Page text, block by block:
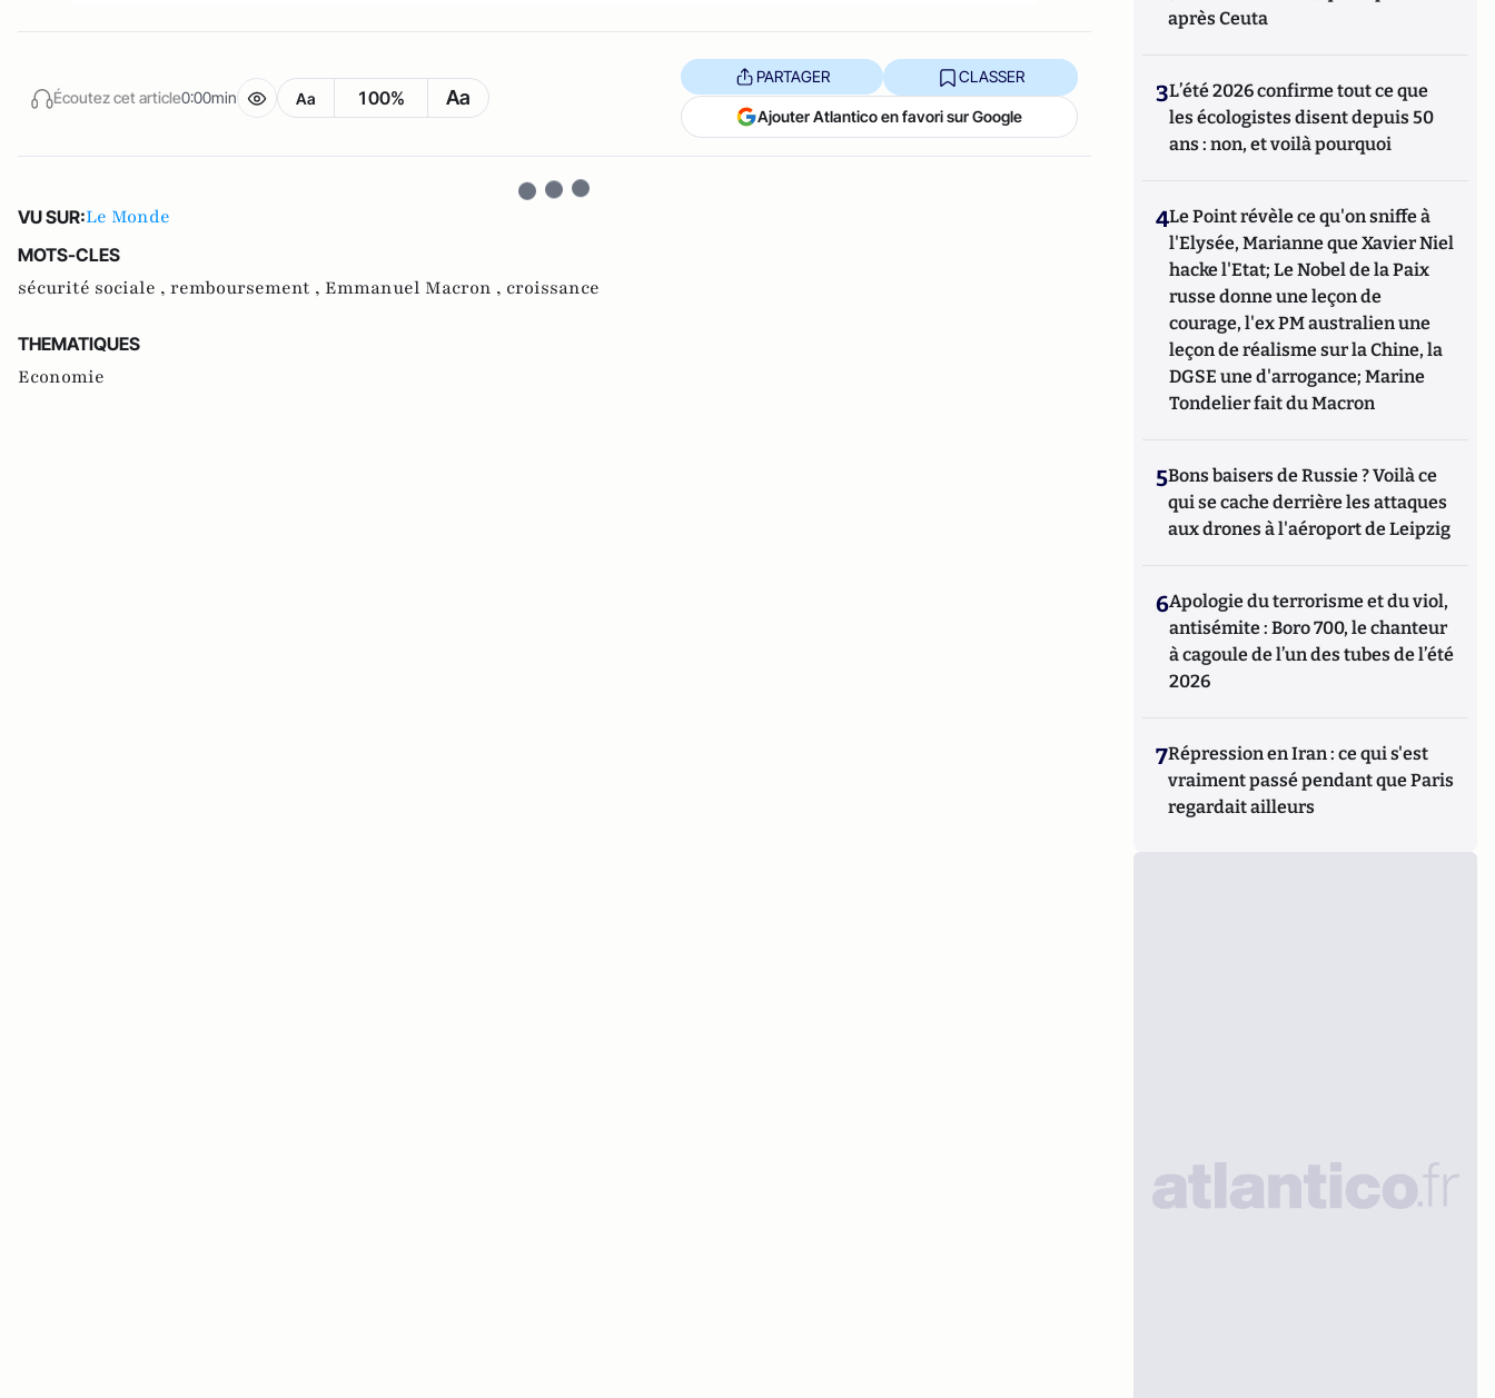
Écoutez cet article0:00min Aa 100% Aa
PARTAGER CLASSER
Ajouter Atlantico en favori sur Google
VU SUR:Le Monde
MOTS-CLES
sécurité sociale , remboursement , Emmanuel Macron , croissance
THEMATIQUES
Economie
après Ceuta
3L’été 2026 confirme tout ce que
les écologistes disent depuis 50
ans : non, et voilà pourquoi
4Le Point révèle ce qu'on sniffe à
l'Elysée, Marianne que Xavier Niel
hacke l'Etat; Le Nobel de la Paix
russe donne une leçon de
courage, l'ex PM australien une
leçon de réalisme sur la Chine, la
DGSE une d'arrogance; Marine
Tondelier fait du Macron
5Bons baisers de Russie ? Voilà ce
qui se cache derrière les attaques
aux drones à l'aéroport de Leipzig
6Apologie du terrorisme et du viol,
antisémite : Boro 700, le chanteur
à cagoule de l’un des tubes de l’été
2026
7Répression en Iran : ce qui s'est
vraiment passé pendant que Paris
regardait ailleurs